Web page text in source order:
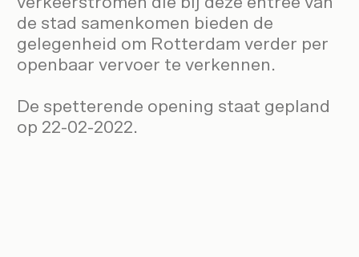
de stad samenkomen bieden de
gelegenheid om Rotterdam verder per
openbaar vervoer te verkennen.
De spetterende opening staat gepland
op 22-02-2022.
Neem contact op